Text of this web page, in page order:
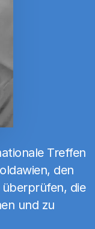
Treffen
den
die
und zu